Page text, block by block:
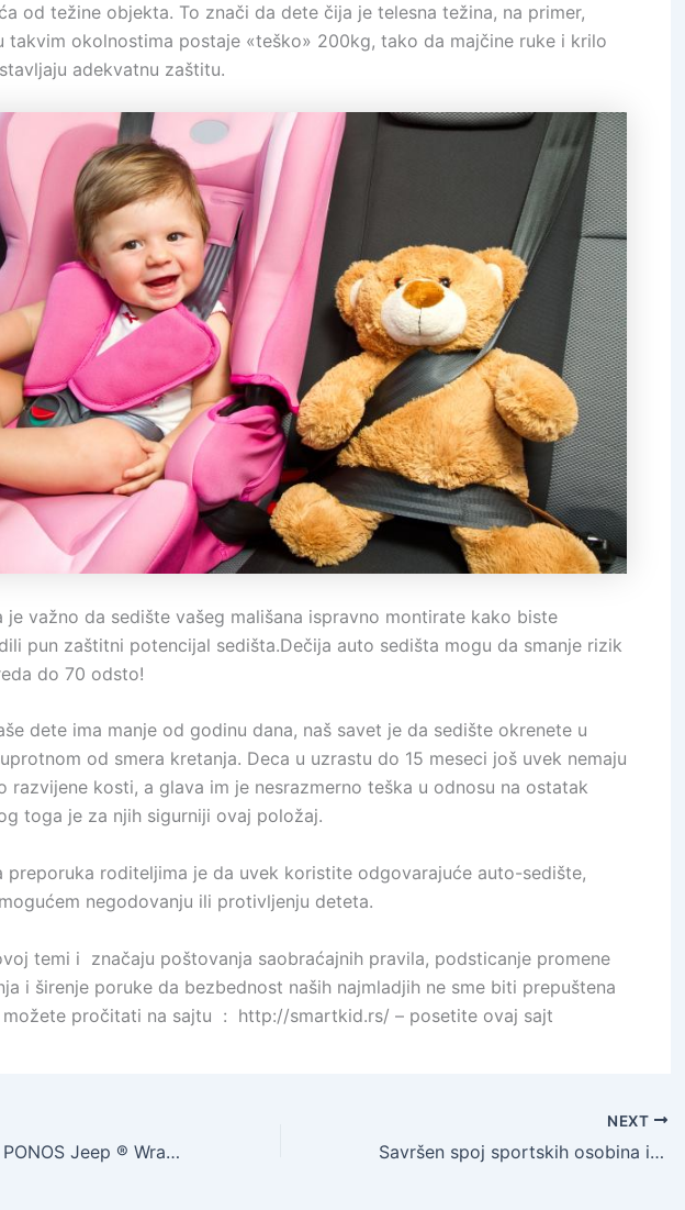
od težine objekta. To znači da dete čija je telesna težina, na primer,
takvim okolnostima postaje «teško» 200kg, tako da majčine ruke i krilo
adekvatnu zaštitu.
je važno da sedište vašeg mališana ispravno montirate kako biste
pun zaštitni potencijal sedišta.Dečija auto sedišta mogu da smanje rizik
do 70 odsto!
dete ima manje od godinu dana, naš savet je da sedište okrenete u
od smera kretanja. Deca u uzrastu do 15 meseci još uvek nemaju
razvijene kosti, a glava im je nesrazmerno teška u odnosu na ostatak
toga je za njih sigurniji ovaj položaj.
preporuka roditeljima je da uvek koristite odgovarajuće auto-sedište,
negodovanju ili protivljenju deteta.
temi i značaju poštovanja saobraćajnih pravila, podsticanje promene
i širenje poruke da bezbednost naših najmladjih ne sme biti prepuštena
pročitati na sajtu : http://smartkid.rs/ – posetite ovaj sajt
AVANTURA I PONOS Jeep ® Wrangler – Rubicon
NEXT
Savršen spoj sportskih osobina i stila – Alfa Romeo Giulietta